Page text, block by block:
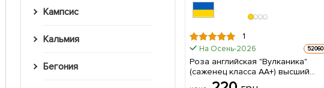
Кампсис
Кальмия
Бегония
1
На Осень-2026 52060
Роза английская "Вулканика"
(саженец класса АА+) высший
сорт 1 шт в упаковке